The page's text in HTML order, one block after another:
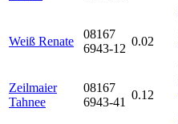
Weiß Renate
08167
6943-12
0.02
Zeilmaier
Tahnee
08167
6943-41
0.12